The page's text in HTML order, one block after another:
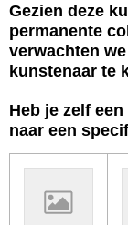
Gezien deze
permanente
verwachten
kunstenaar te
Heb je zelf
naar een